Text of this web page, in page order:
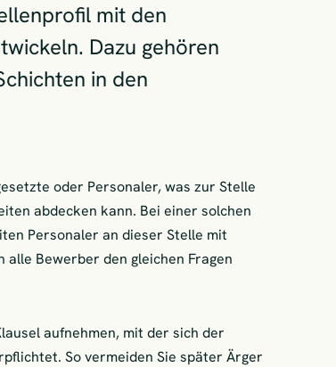
mit den
Dazu gehören
in den
oder Personaler, was zur Stelle
abdecken kann. Bei einer solchen
Personaler an dieser Stelle mit
Bewerber den gleichen Fragen
aufnehmen, mit der sich der
So vermeiden Sie später Ärger